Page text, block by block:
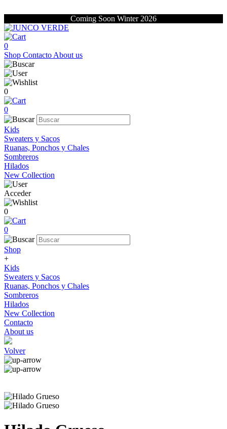
Coming Soon Winter 2026
0
Shop Contacto About us
0
0
Kids
Sweaters y Sacos
Ruanas, Ponchos y Chales
Sombreros
Hilados
New Collection
Acceder
0
0
Shop
+
Kids
Sweaters y Sacos
Ruanas, Ponchos y Chales
Sombreros
Hilados
New Collection
Contacto
About us
Volver